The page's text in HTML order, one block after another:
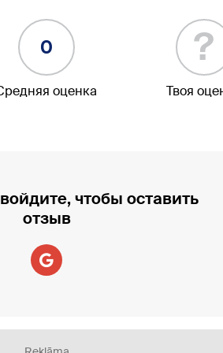
0
оценка
?
Твоя
чтобы оставить
отзыв